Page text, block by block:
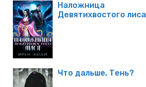
Наложница
Девятихвостого лиса
Что дальше, Тень?